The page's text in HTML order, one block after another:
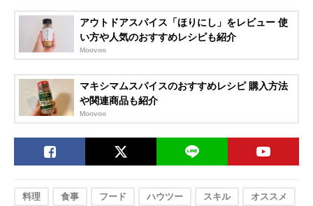
アウトドアスパイス「ほりにし」をレビュー 使
い方や人気のおすすめレシピも紹介
Moovoo
マキシマムスパイスのおすすめレシピ 購入方法
や関連商品も紹介
Moovoo
料理 食事 フード ハウツー スキル オススメ